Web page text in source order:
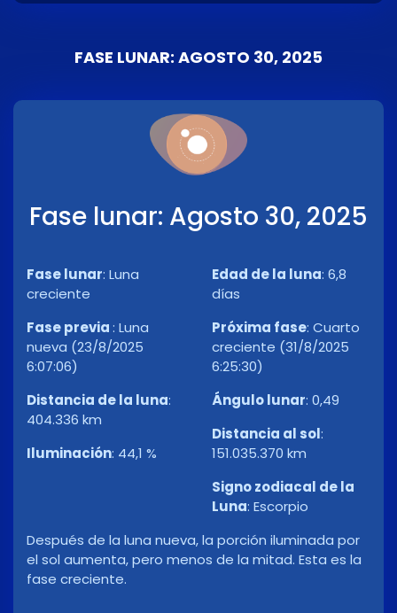
FASE LUNAR: AGOSTO 30, 2025
Fase lunar: Agosto 30, 2025
Fase lunar: Luna
creciente
Fase previa: Luna
nueva (23/8/2025
6:07:06)
Distancia de la luna:
404.336 km
Iluminación: 44,1 %
Edad de la luna: 6,8
días
Próxima fase: Cuarto
creciente (31/8/2025
6:25:30)
Ángulo lunar: 0,49
Distancia al sol:
151.035.370 km
Signo zodiacal de la
Luna: Escorpio
Después de la luna nueva, la porción iluminada por
el sol aumenta, pero menos de la mitad. Esta es la
fase creciente.